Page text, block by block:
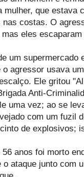
mulher, que estava
costas. O
eles
um supermercado
o agressor usava
Ele gritou
Anti-
uma vez; ao se
com um fuzil
de explosivos;
anos foi morto
ataque junto com